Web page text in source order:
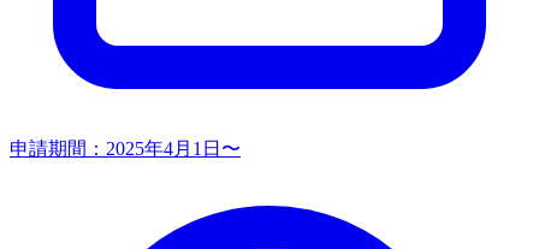
申請期間： 2025年4月1日〜